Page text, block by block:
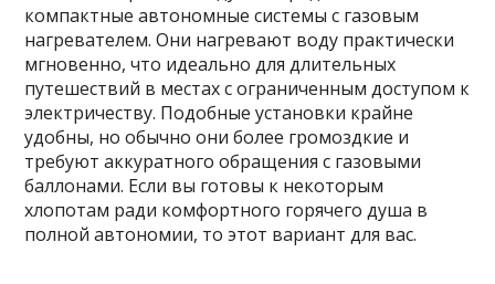
компактные автономные системы с газовым
нагревателем. Они нагревают воду практически
мгновенно, что идеально для длительных
путешествий в местах с ограниченным доступом к
электричеству. Подобные установки крайне
удобны, но обычно они более громоздкие и
требуют аккуратного обращения с газовыми
баллонами. Если вы готовы к некоторым
хлопотам ради комфортного горячего душа в
полной автономии, то этот вариант для вас.